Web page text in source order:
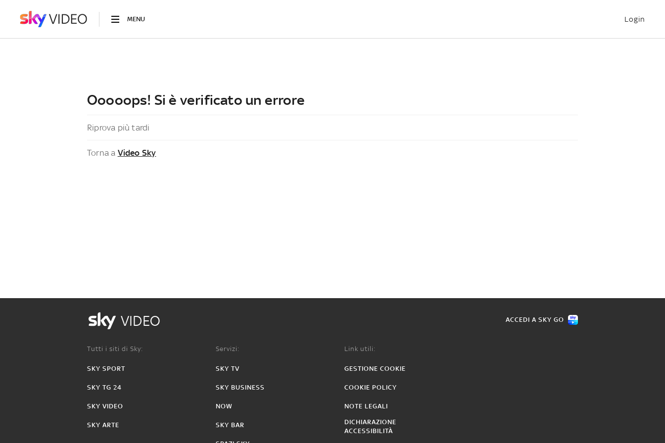
MENU Login
Ooooops! Si è verificato un errore
Riprova più tardi
Torna a Video Sky
VIDEO ACCEDI A SKY GO
Tutti i siti di Sky:
SKY SPORT
SKY TG 24
SKY VIDEO
SKY ARTE
Servizi:
SKY TV
SKY BUSINESS
NOW
SKY BAR
Link utili:
GESTIONE COOKIE
COOKIE POLICY
NOTE LEGALI
DICHIARAZIONE
ACCESSIBILITÀ